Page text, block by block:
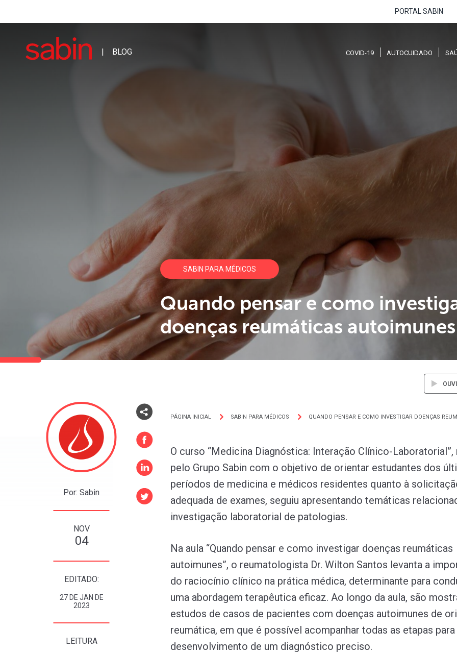
PORTAL SABIN
COVID-19 AUTOCUIDADO
SABIN PARA MÉDICOS
Quando pensar e como
doenças reumáticas autoimunes
Por: Sabin
NOV
04
EDITADO:
27 DE JAN DE
2023
LEITURA
PÁGINA INICIAL SABIN PARA MÉDICOS QUANDO PENSAR E COMO INVESTIGAR DOENÇAS
O curso “Medicina Diagnóstica: Interação Clínico-Laboratorial”,
pelo Grupo Sabin com o objetivo de orientar estudantes dos
períodos de medicina e médicos residentes quanto à
adequada de exames, seguiu apresentando temáticas
investigação laboratorial de patologias.
Na aula “Quando pensar e como investigar doenças reumáticas
autoimunes”, o reumatologista Dr. Wilton Santos levanta a
do raciocínio clínico na prática médica, determinante para
uma abordagem terapêutica eficaz. Ao longo da aula, são
estudos de casos de pacientes com doenças autoimunes de
reumática, em que é possível acompanhar todas as etapas para
desenvolvimento de um diagnóstico preciso.